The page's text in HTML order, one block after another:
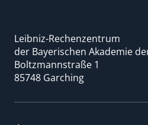
Leibniz-Rechenzentrum
der Bayerischen Akademie
Boltzmannstraße 1
85748 Garching